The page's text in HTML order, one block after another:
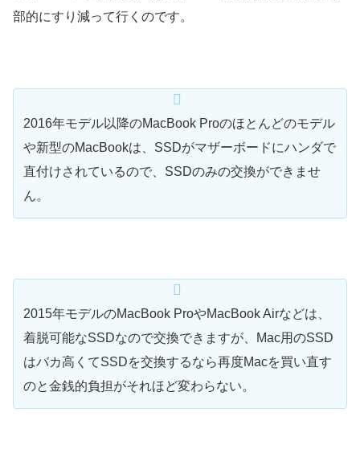
部的にすり減って行くのです。
2016年モデル以降のMacBook Proのほとんどのモデル
や新型のMacBookは、SSDがマザーボードにハンダで
直付けされているので、SSDのみの交換ができませ
ん。
2015年モデルのMacBook ProやMacBook Airなどは、
着脱可能なSSDなので交換できますが、Mac用のSSD
はバカ高くてSSDを交換するなら再度Macを買い直す
のと金銭的負担がそれほど変わらない。